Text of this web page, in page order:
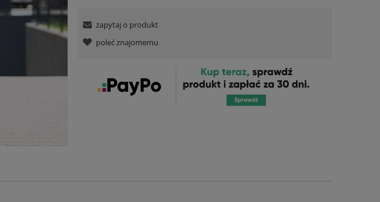
zapytaj o produkt
poleć znajomemu